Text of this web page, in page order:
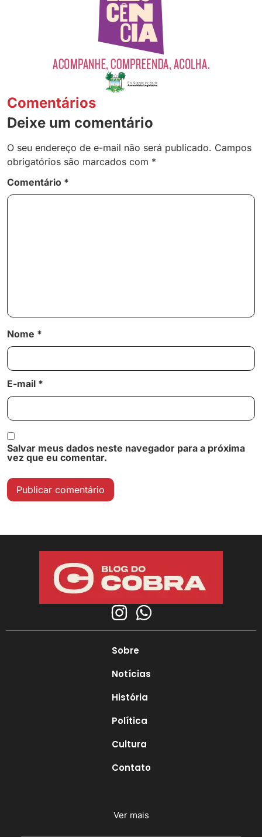
Comentários
Deixe um comentário
O seu endereço de e-mail não será publicado. Campos
obrigatórios são marcados com *
Comentário *
Nome *
E-mail *
Salvar meus dados neste navegador para a próxima
vez que eu comentar.
Sobre
Notícias
História
Política
Cultura
Contato
Ver mais